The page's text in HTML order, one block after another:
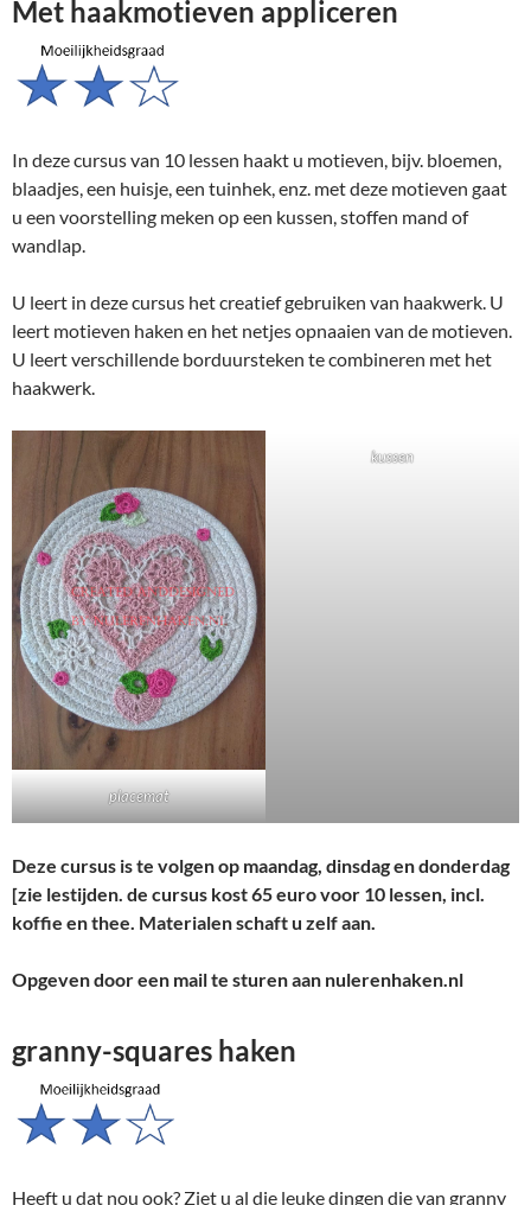
Met haakmotieven appliceren
In deze cursus van 10 lessen haakt u motieven, bijv. bloemen,
blaadjes, een huisje, een tuinhek, enz. met deze motieven gaat
u een voorstelling meken op een kussen, stoffen mand of
wandlap.
U leert in deze cursus het creatief gebruiken van haakwerk. U
leert motieven haken en het netjes opnaaien van de motieven.
U leert verschillende borduursteken te combineren met het
haakwerk.
placemat
kussen
Deze cursus is te volgen op maandag, dinsdag en donderdag
[zie lestijden. de cursus kost 65 euro voor 10 lessen, incl.
koffie en thee. Materialen schaft u zelf aan.
Opgeven door een mail te sturen aan nulerenhaken.nl
granny-squares haken
Heeft u dat nou ook? Ziet u al die leuke dingen die van granny